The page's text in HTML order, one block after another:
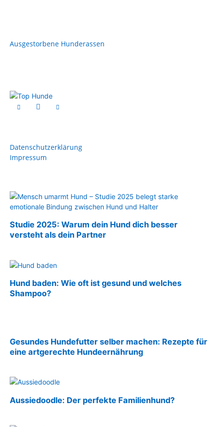
Ausgestorbene Hunderassen
Datenschutzerklärung
Impressum
Studie 2025: Warum dein Hund dich besser
versteht als dein Partner
Hund baden: Wie oft ist gesund und welches
Shampoo?
Gesundes Hundefutter selber machen: Rezepte für
eine artgerechte Hundeernährung
Aussiedoodle: Der perfekte Familienhund?